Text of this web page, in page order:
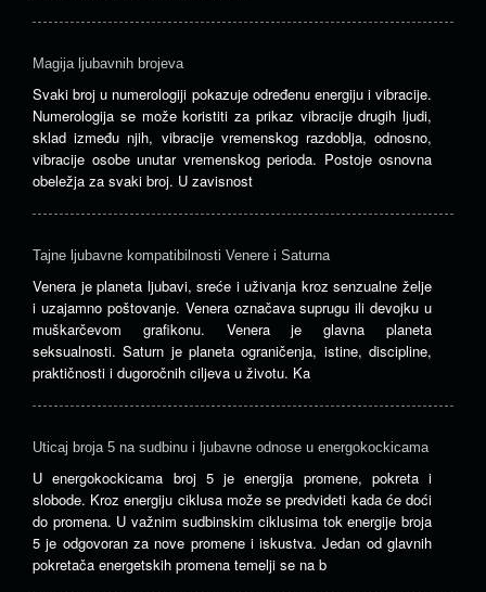
Magija ljubavnih brojeva
Svaki broj u numerologiji pokazuje određenu energiju i vibracije.
Numerologija se može koristiti za prikaz vibracije drugih ljudi,
sklad između njih, vibracije vremenskog razdoblja, odnosno,
vibracije osobe unutar vremenskog perioda. Postoje osnovna
obeležja za svaki broj. U zavisnost
Tajne ljubavne kompatibilnosti Venere i Saturna
Venera je planeta ljubavi, sreće i uživanja kroz senzualne želje
i uzajamno poštovanje. Venera označava suprugu ili devojku u
muškarčevom grafikonu. Venera je glavna planeta
seksualnosti. Saturn je planeta ograničenja, istine, discipline,
praktičnosti i dugoročnih ciljeva u životu. Ka
Uticaj broja 5 na sudbinu i ljubavne odnose u energokockicama
U energokockicama broj 5 je energija promene, pokreta i
slobode. Kroz energiju ciklusa može se predvideti kada će doći
do promena. U važnim sudbinskim ciklusima tok energije broja
5 je odgovoran za nove promene i iskustva. Jedan od glavnih
pokretača energetskih promena temelji se na b